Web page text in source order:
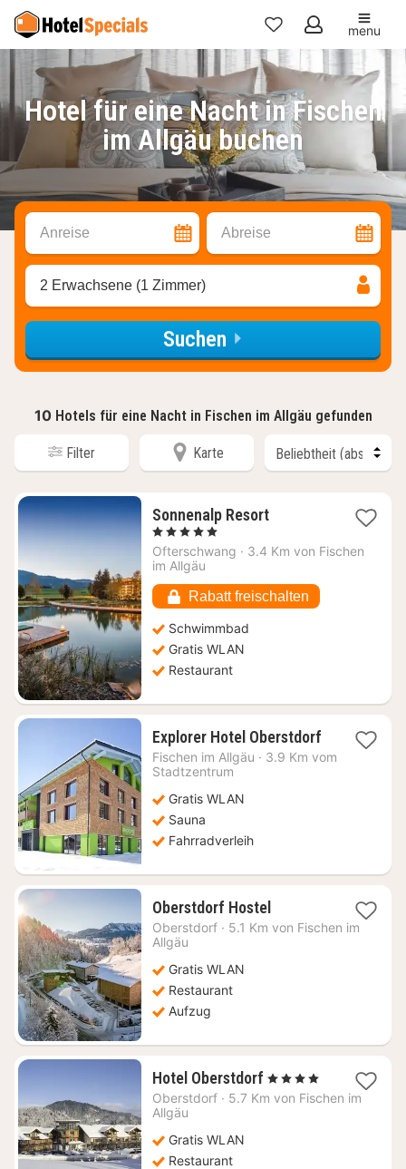
Meine
Favoriten
menu
Hotel für eine Nacht in Fischen
im Allgäu buchen
Anreise Abreise
2 Erwachsene (1 Zimmer)
Suchen
10 Hotels für eine Nacht in Fischen im Allgäu gefunden
Filter Karte
Sonnenalp Resort1
ab
, 5 Sterne
Ofterschwang · 3.4 Km von Fischen
im Allgäu
Rabatt freischalten
Schwimmbad
Gratis WLAN
Restaurant
Explorer Hotel Oberstdorf1
Nacht
Fischen im Allgäu · 3.9 Km vom
Stadtzentrum
Gratis WLAN
Sauna
Fahrradverleih
Oberstdorf Hostel1
Nacht
Oberstdorf · 5.1 Km von Fischen im
Allgäu
Gratis WLAN
Restaurant
Aufzug
Hotel Oberstdorf 1
Nacht
, 4 Sterne
Oberstdorf · 5.7 Km von Fischen im
Allgäu
Gratis WLAN
Restaurant